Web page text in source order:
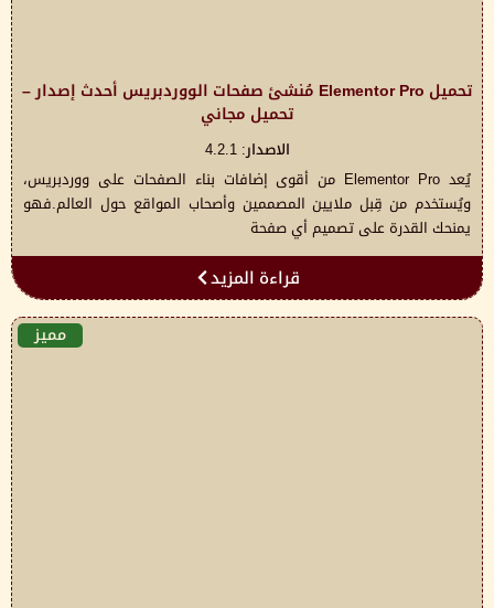
تحميل Elementor Pro مُنشئ صفحات الووردبريس أحدث إصدار –
تحميل مجاني
الاصدار: 4.2.1
يُعد Elementor Pro من أقوى إضافات بناء الصفحات على ووردبريس،
ويُستخدم من قِبل ملايين المصممين وأصحاب المواقع حول العالم.فهو
يمنحك القدرة على تصميم أي صفحة
قراءة المزيد
مميز